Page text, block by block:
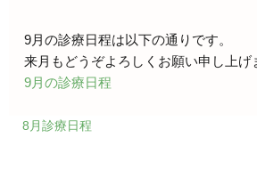
9月の診療日程は以下の通りです。
来月もどうぞよろしくお願い申し上げ
9月の診療日程
8月診療日程